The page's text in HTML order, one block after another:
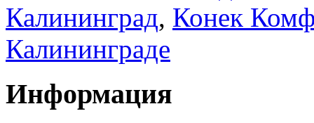
Калининград, Конек
Калининграде
Информация